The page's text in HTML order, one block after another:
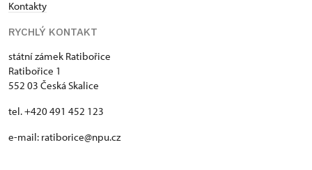
Kontakty
RYCHLÝ KONTAKT
státní zámek Ratibořice
Ratibořice 1
552 03 Česká Skalice
tel. +420 491 452 123
e-mail: ratiborice@npu.cz